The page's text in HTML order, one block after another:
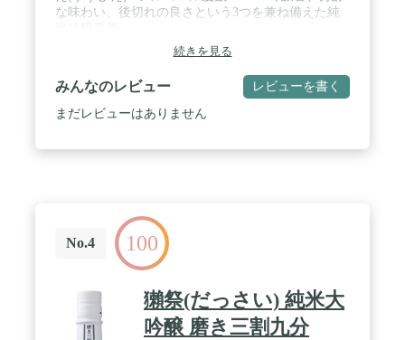
な味わい、後切れの良さという3つを兼ね備えた純
続きを見る
みんなのレビュー レビューを書く
まだレビューはありません
No.4 100
獺祭(だっさい) 純米大
吟醸 磨き三割九分